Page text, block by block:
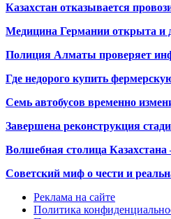
Казахстан отказывается
Медицина Германии открыта и
Полиция Алматы проверяет
Где недорого купить
Семь автобусов временно
Завершена реконструкция
Волшебная столица
Советский миф о чести и
Реклама на сайте
Политика